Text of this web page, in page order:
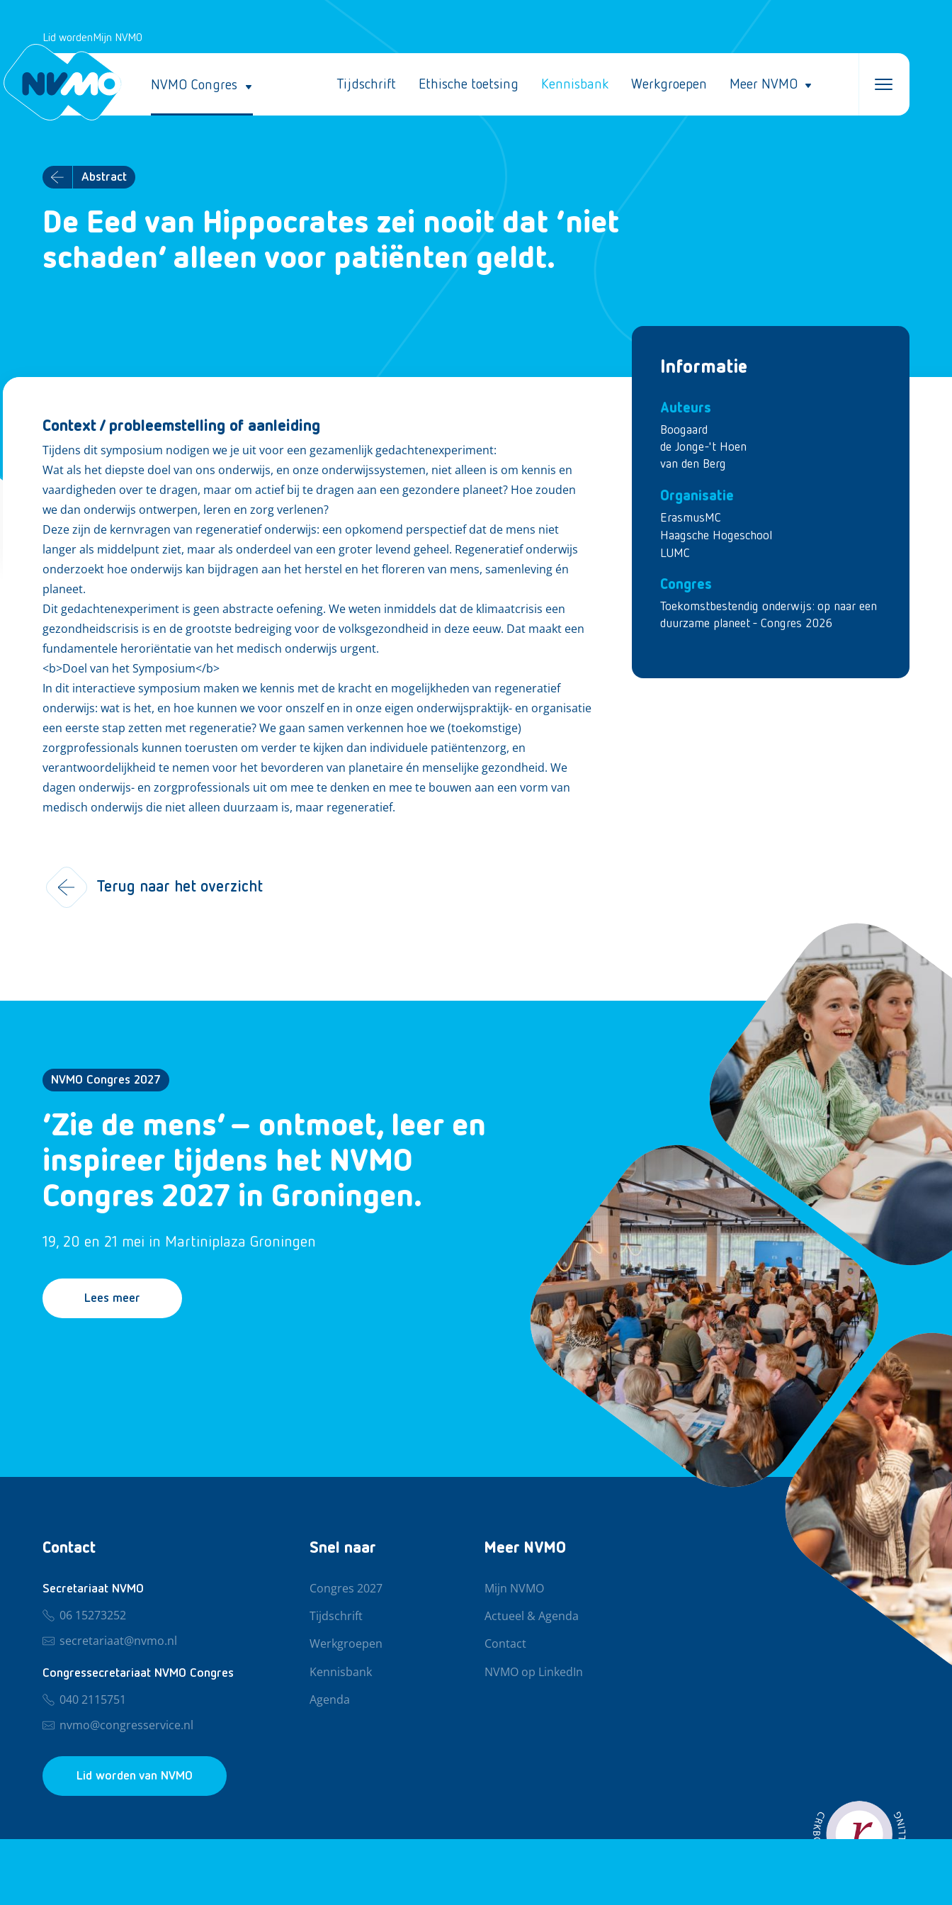
Lid wordenMijn NVMO
NVMO Congres Tijdschrift Ethische toetsing Kennisbank Werkgroepen Meer NVMO
Abstract
De Eed van Hippocrates zei nooit dat ‘niet
schaden’ alleen voor patiënten geldt.
Informatie
Auteurs
Boogaard
de Jonge-'t Hoen
van den Berg
Organisatie
ErasmusMC
Haagsche Hogeschool
LUMC
Congres
Toekomstbestendig onderwijs: op naar een
duurzame planeet - Congres 2026
Context / probleemstelling of aanleiding
Tijdens dit symposium nodigen we je uit voor een gezamenlijk gedachtenexperiment:
Wat als het diepste doel van ons onderwijs, en onze onderwijssystemen, niet alleen is om kennis en
vaardigheden over te dragen, maar om actief bij te dragen aan een gezondere planeet? Hoe zouden
we dan onderwijs ontwerpen, leren en zorg verlenen?
Deze zijn de kernvragen van regeneratief onderwijs: een opkomend perspectief dat de mens niet
langer als middelpunt ziet, maar als onderdeel van een groter levend geheel. Regeneratief onderwijs
onderzoekt hoe onderwijs kan bijdragen aan het herstel en het floreren van mens, samenleving én
planeet.
Dit gedachtenexperiment is geen abstracte oefening. We weten inmiddels dat de klimaatcrisis een
gezondheidscrisis is en de grootste bedreiging voor de volksgezondheid in deze eeuw. Dat maakt een
fundamentele heroriëntatie van het medisch onderwijs urgent.
<b>Doel van het Symposium</b>
In dit interactieve symposium maken we kennis met de kracht en mogelijkheden van regeneratief
onderwijs: wat is het, en hoe kunnen we voor onszelf en in onze eigen onderwijspraktijk- en organisatie
een eerste stap zetten met regeneratie? We gaan samen verkennen hoe we (toekomstige)
zorgprofessionals kunnen toerusten om verder te kijken dan individuele patiëntenzorg, en
verantwoordelijkheid te nemen voor het bevorderen van planetaire én menselijke gezondheid. We
dagen onderwijs- en zorgprofessionals uit om mee te denken en mee te bouwen aan een vorm van
medisch onderwijs die niet alleen duurzaam is, maar regeneratief.
Terug naar het overzicht
NVMO Congres 2027
‘Zie de mens’ – ontmoet, leer en
inspireer tijdens het NVMO
Congres 2027 in Groningen.
19, 20 en 21 mei in Martiniplaza Groningen
Lees meer
Contact
Secretariaat NVMO
06 15273252
secretariaat@nvmo.nl
Congressecretariaat NVMO Congres
040 2115751
nvmo@congresservice.nl
Lid worden van NVMO
Snel naar
Congres 2027
Tijdschrift
Werkgroepen
Kennisbank
Agenda
Meer NVMO
Mijn NVMO
Actueel & Agenda
Contact
NVMO op LinkedIn